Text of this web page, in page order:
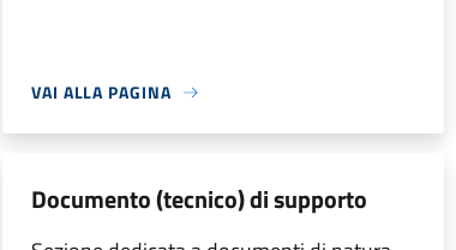
VAI ALLA PAGINA
Documento (tecnico) di supporto